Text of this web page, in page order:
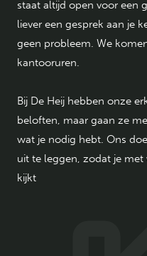
staat altijd open voor een
liever een gesprek aan je
geen probleem. We
kantooruren.
Bij De Heij hebben onze
beloften, maar gaan ze
wat je nodig hebt. Ons
uit te leggen, zodat je
kijkt